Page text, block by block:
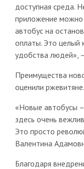
доступная среда.
приложение можно
автобус на
оплаты. Это целый
удобства людей»,
Преимущества
оценили ржевитяне.
«Новые автобусы
здесь очень
Это просто
Валентина
Благодаря